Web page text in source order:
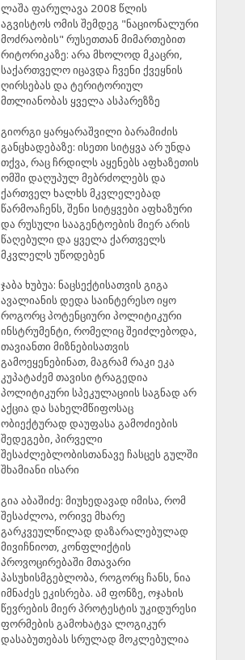
ლაშა ფარულავა 2008 წლის
აგვისტოს ომის შემდეგ "ნაციონალური
მოძრაობის" რუსეთთან მიმართებით
რიტორიკაზე: არა მხოლოდ მკაცრი,
საქართველო იცავდა ჩვენი ქვეყნის
ღირსებას და ტერიტორიულ
მთლიანობას ყველა ასპარეზზე
გიორგი ყარყარაშვილი ბარამიძის
განცხადებაზე: ისეთი სიტყვა არ უნდა
თქვა, რაც ჩრდილს აყენებს აფხაზეთის
ომში დაღუპულ მებრძოლებს და
ქართველ ხალხს მკვლელებად
წარმოაჩენს, შენი სიტყვები აფხაზური
და რუსული სააგენტოების მიერ არის
წაღებული და ყველა ქართველს
მკვლელს უწოდებენ
ჯაბა ხუბუა: ნაცსექტისათვის გიგა
ავალიანის დედა საინტერესო იყო
როგორც პოტენციური პოლიტიკური
ინსტრუმენტი, რომელიც შეიძლებოდა,
თავიანთი მიზნებისათვის
გამოეყენებინათ, მაგრამ რაკი ეკა
კუპატაძემ თავისი ტრაგედია
პოლიტიკური სპეკულაციის საგნად არ
აქცია და სახელმწიფოსაც
ობიექტურად დაუფასა გამოძიების
შედეგები, პირველი
შესაძლებლობისთანავე ჩასცეს გულში
შხამიანი ისარი
გია აბაშიძე: მიუხედავად იმისა, რომ
შესაძლოა, ორივე მხარე
გარკვეულწილად დაზარალებულად
მივიჩნიოთ, კონფლიქტის
პროვოცირებაში მთავარი
პასუხისმგებლობა, როგორც ჩანს, ნია
იმნაძეს ეკისრება. ამ ფონზე, ოჯახის
წევრების მიერ პროტესტის უკიდურესი
ფორმების გამოხატვა ლოგიკურ
დასაბუთებას სრულად მოკლებულია